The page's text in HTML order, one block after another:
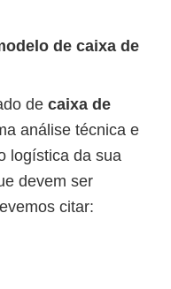
de caixa de
de caixa de
análise técnica e
logística da sua
devem ser
citar: